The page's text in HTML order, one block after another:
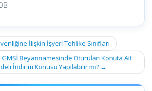
İlişkin İşyeri Tehlike Sınıfları
GMSİ Beyannamesinde Oturulan Konuta Ait
İndirim Konusu Yapılabilir mi? →